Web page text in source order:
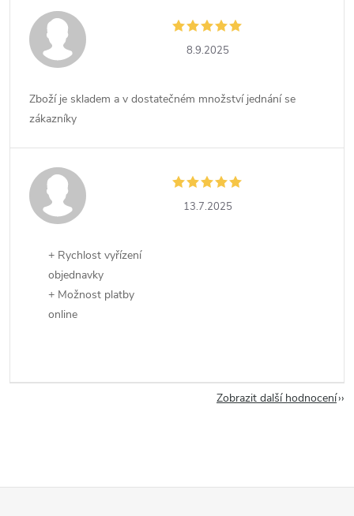
8.9.2025
Zboží je skladem a v dostatečném množství jednání se
zákazníky
13.7.2025
+ Rychlost vyřízení
objednavky
+ Možnost platby
online
Zobrazit další hodnocení